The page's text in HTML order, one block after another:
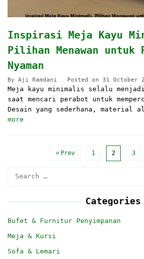
Inspirasi Meja Kayu
Pilihan Menawan untuk
Nyaman
By Aji Ramdani Posted on 31 October
Meja kayu minimalis selalu
saat mencari perabot untuk
Desain yang sederhana, material
more
Prev 1 2 3
Categories
Bufet & Furnitur Penyimpanan
Meja & Kursi
Sofa & Lemari